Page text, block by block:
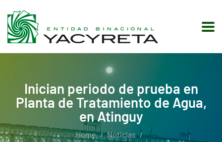
Inician periodo de prueba en
Planta de Tratamiento de Agua,
en Atinguy
Home
Noticias